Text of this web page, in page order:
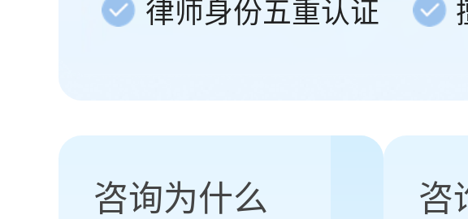
律师身份五重认证
咨询为什么
咨